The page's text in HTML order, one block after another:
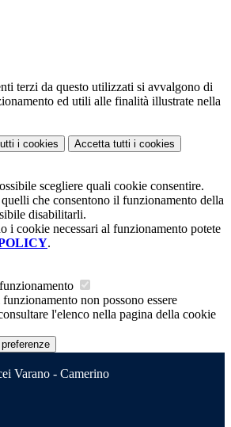
terzi da questo utilizzati si avvalgono di
ed utili alle finalità illustrate nella
i cookies Accetta tutti i cookies
scegliere quali cookie consentire.
che consentono il funzionamento della
disabilitarli.
i cookie necessari al funzionamento potete
.
non possono essere
l'elenco nella pagina della cookie
Varano - Camerino